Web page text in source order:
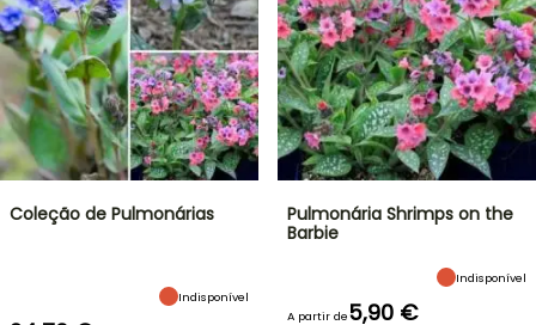
Coleção de Pulmonárias
Indisponível
Pulmonária Shrimps on the
Barbie
Indisponível
A partir de5,90 €